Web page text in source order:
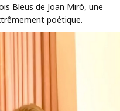
Bleus de Joan Miró, une
poétique.